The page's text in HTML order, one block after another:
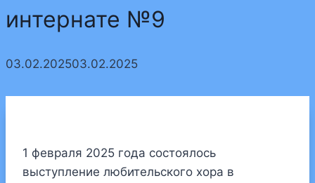
интернате №9
03.02.202503.02.2025
1 февраля 2025 года состоялось
выступление любительского хора в